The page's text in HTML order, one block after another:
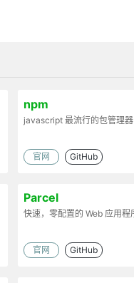
npm
javascript 最流行的包管理器
官网 GitHub
Parcel
快速，零配置的 Web 应用程
官网 GitHub